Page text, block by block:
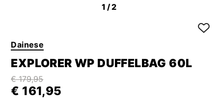
1/2
Dainese
EXPLORER WP DUFFELBAG 60L
€ 179,95
€ 161,95